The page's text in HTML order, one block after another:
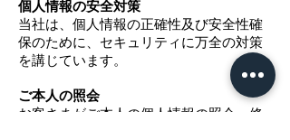
個人情報の安全対策
当社は、個人情報の正確性及び安全性確
保のために、セキュリティに万全の対策
を講じています。
ご本人の照会
お客さまがご本人の個人情報の照会・修